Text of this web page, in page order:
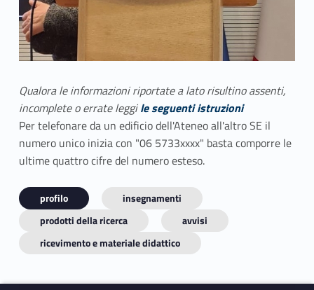
Qualora le informazioni riportate a lato risultino assenti,
incomplete o errate leggile seguenti istruzioni
Per telefonare da un edificio dell'Ateneo all'altro SE il
numero unico inizia con "06 5733xxxx" basta comporre le
ultime quattro cifre del numero esteso.
profilo
insegnamenti
prodotti della ricerca
avvisi
ricevimento e materiale didattico